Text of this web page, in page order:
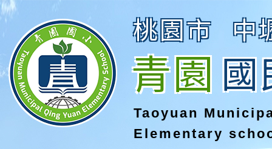
桃園市 中
青園國
Taoyuan
Elementary